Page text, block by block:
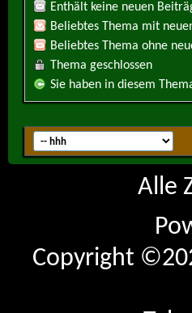
Enthält keine neuen
Beliebtes Thema mit
Beliebtes Thema ohne
Thema geschlossen
Sie haben in diesem
Alle
Copyright